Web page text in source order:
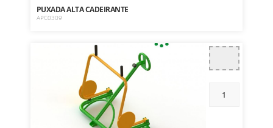
PUXADA ALTA CADEIRANTE
APC0309